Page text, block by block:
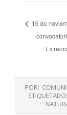
16 de
11-
POR:
ETIQUETADO: